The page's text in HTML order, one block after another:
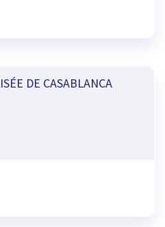
DE CASABLANCA